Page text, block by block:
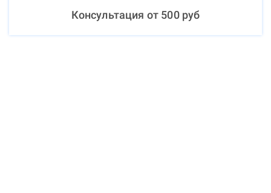
Консультация от 500руб